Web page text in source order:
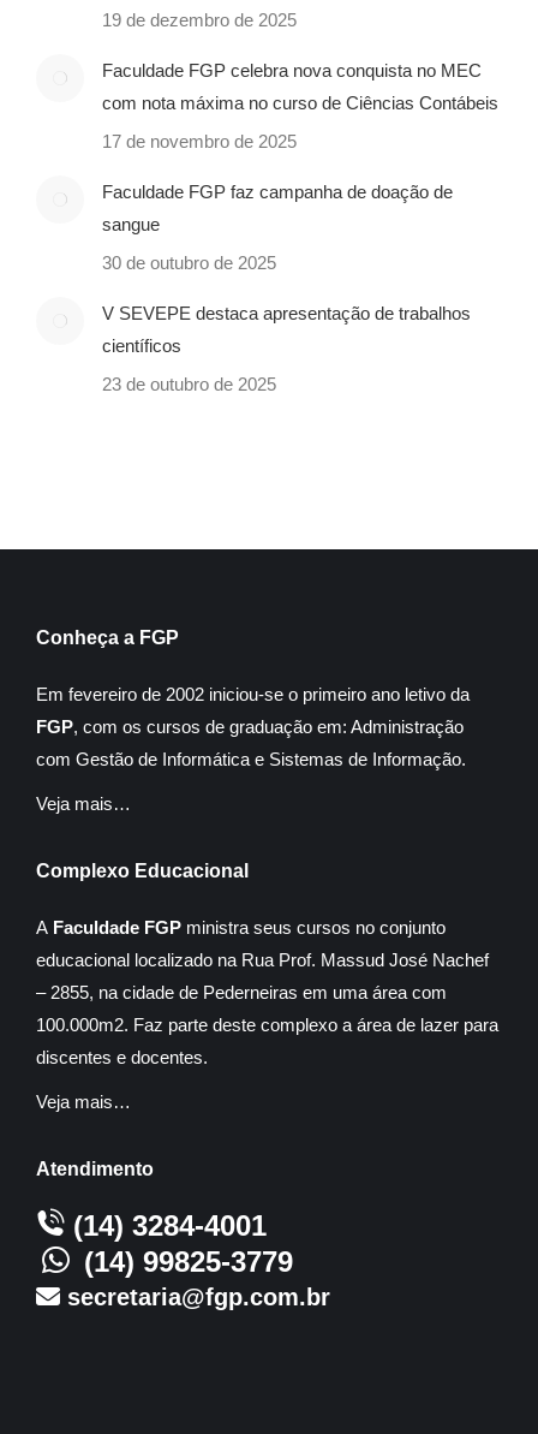
19 de dezembro de 2025
Faculdade FGP celebra nova conquista no MEC
com nota máxima no curso de Ciências Contábeis
17 de novembro de 2025
Faculdade FGP faz campanha de doação de
sangue
30 de outubro de 2025
V SEVEPE destaca apresentação de trabalhos
científicos
23 de outubro de 2025
Conheça a FGP
Em fevereiro de 2002 iniciou-se o primeiro ano letivo da
FGP, com os cursos de graduação em: Administração
com Gestão de Informática e Sistemas de Informação.
Veja mais…
Complexo Educacional
A Faculdade FGP ministra seus cursos no conjunto
educacional localizado na Rua Prof. Massud José Nachef
– 2855, na cidade de Pederneiras em uma área com
100.000m2. Faz parte deste complexo a área de lazer para
discentes e docentes.
Veja mais…
Atendimento
(14) 3284-4001
(14) 99825-3779
secretaria@fgp.com.br